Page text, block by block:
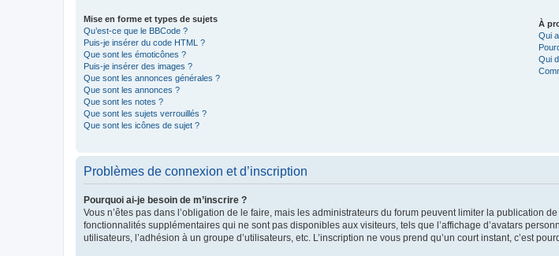
Mise en forme et types de sujets
Qu’est-ce que le BBCode ?
Puis-je insérer du code HTML ?
Que sont les émoticônes ?
Puis-je insérer des images ?
Que sont les annonces générales ?
Que sont les annonces ?
Que sont les notes ?
Que sont les sujets verrouillés ?
Que sont les icônes de sujet ?
À
Qui
Qui
Problèmes de connexion et d’inscription
Pourquoi ai-je besoin de m’inscrire ?
Vous n’êtes pas dans l’obligation de le faire, mais les administrateurs du forum peuvent limiter la publication
fonctionnalités supplémentaires qui ne sont pas disponibles aux visiteurs, tels que l’affichage d’avatars
utilisateurs, l’adhésion à un groupe d’utilisateurs, etc. L’inscription ne vous prend qu’un court instant, c’est